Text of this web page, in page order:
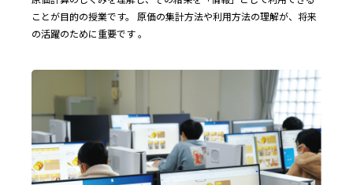
ことが目的の授業です。 原価の集計方法や利用方法の理解が、将来
の活躍のために重要です 。